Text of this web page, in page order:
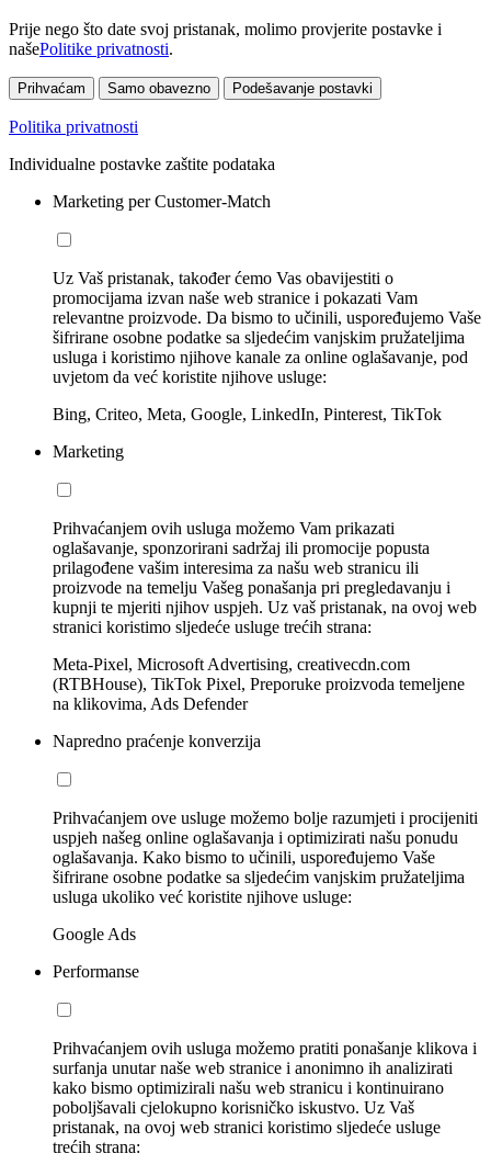
Prije nego što date svoj pristanak, molimo provjerite postavke i
našePolitike privatnosti.
Prihvaćam Samo obavezno Podešavanje postavki
Politika privatnosti
Individualne postavke zaštite podataka
Marketing per Customer-Match
Uz Vaš pristanak, također ćemo Vas obavijestiti o
promocijama izvan naše web stranice i pokazati Vam
relevantne proizvode. Da bismo to učinili, uspoređujemo Vaše
šifrirane osobne podatke sa sljedećim vanjskim pružateljima
usluga i koristimo njihove kanale za online oglašavanje, pod
uvjetom da već koristite njihove usluge:
Bing, Criteo, Meta, Google, LinkedIn, Pinterest, TikTok
Marketing
Prihvaćanjem ovih usluga možemo Vam prikazati
oglašavanje, sponzorirani sadržaj ili promocije popusta
prilagođene vašim interesima za našu web stranicu ili
proizvode na temelju Vašeg ponašanja pri pregledavanju i
kupnji te mjeriti njihov uspjeh. Uz vaš pristanak, na ovoj web
stranici koristimo sljedeće usluge trećih strana:
Meta-Pixel, Microsoft Advertising, creativecdn.com
(RTBHouse), TikTok Pixel, Preporuke proizvoda temeljene
na klikovima, Ads Defender
Napredno praćenje konverzija
Prihvaćanjem ove usluge možemo bolje razumjeti i procijeniti
uspjeh našeg online oglašavanja i optimizirati našu ponudu
oglašavanja. Kako bismo to učinili, uspoređujemo Vaše
šifrirane osobne podatke sa sljedećim vanjskim pružateljima
usluga ukoliko već koristite njihove usluge:
Google Ads
Performanse
Prihvaćanjem ovih usluga možemo pratiti ponašanje klikova i
surfanja unutar naše web stranice i anonimno ih analizirati
kako bismo optimizirali našu web stranicu i kontinuirano
poboljšavali cjelokupno korisničko iskustvo. Uz Vaš
pristanak, na ovoj web stranici koristimo sljedeće usluge
trećih strana: